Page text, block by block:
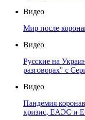
Видео
Мир после
Видео
Русские на
разговорах" с
Видео
Пандемия
кризис, ЕАЭС и